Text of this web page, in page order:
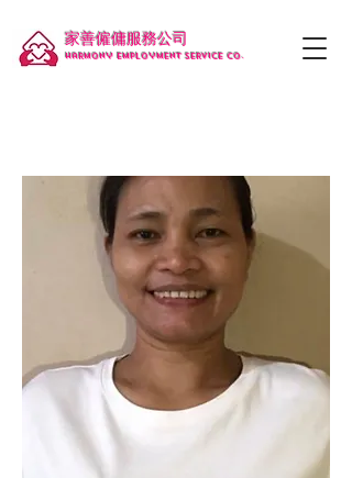
家善僱傭服務公司
Harmony employment service co.